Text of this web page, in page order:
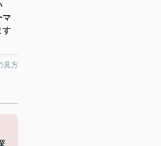
マ
す
見方